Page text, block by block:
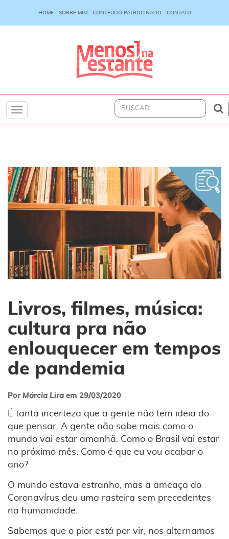
HOME SOBRE MIM CONTEÚDO PATROCINADO CONTATO
Toggle
Livros, filmes, música:
cultura pra não
enlouquecer em tempos
de pandemia
Por Márcia Lira em 29/03/2020
É tanta incerteza que a gente não tem ideia do
que pensar. A gente não sabe mais como o
mundo vai estar amanhã. Como o Brasil vai estar
no próximo mês. Como é que eu vou acabar o
ano?
O mundo estava estranho, mas a ameaça do
Coronavírus deu uma rasteira sem precedentes
na humanidade.
Sabemos que o pior está por vir, nos alternamos